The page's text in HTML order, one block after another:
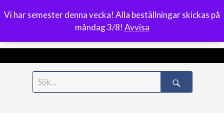
Vi har semester denna vecka! Alla beställningar skickas på
måndag 3/8! Avvisa
0
Meny